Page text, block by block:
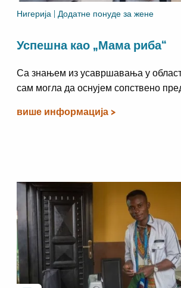
Нигерија | Додатне понуде за жене
Успешна као „Мама риба“
Са знањем из усавршавања у
сам могла да оснујем сопствено
више информација >